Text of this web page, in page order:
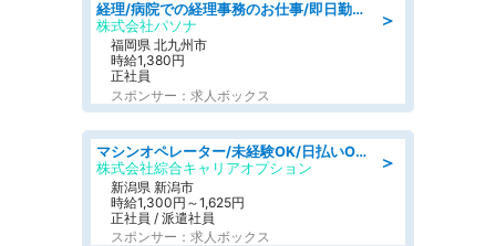
＞
経理/病院での経理事務のお仕事/即日勤務可/車通勤可/経理/一般事務
株式会社パソナ
福岡県 北九州市
時給1,380円
正社員
スポンサー：求人ボックス
＞
マシンオペレーター/未経験OK/日払いOK/寮費無料/交替制/20・30・40代活躍中
株式会社綜合キャリアオプション
新潟県 新潟市
時給1,300円～1,625円
正社員 / 派遣社員
スポンサー：求人ボックス